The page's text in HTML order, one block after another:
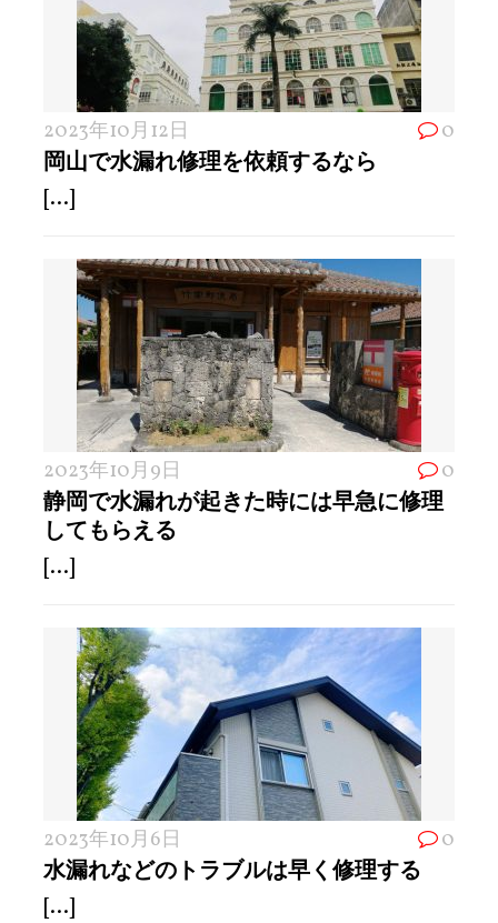
2023年10月12日 0
岡山で水漏れ修理を依頼するなら
[...]
2023年10月9日 0
静岡で水漏れが起きた時には早急に修理
してもらえる
[...]
2023年10月6日 0
水漏れなどのトラブルは早く修理する
[...]